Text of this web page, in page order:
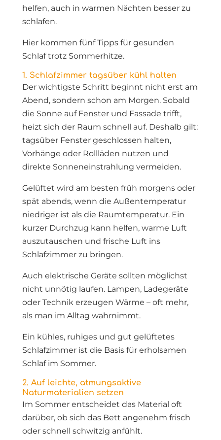
helfen, auch in warmen Nächten besser zu
schlafen.
Hier kommen fünf Tipps für gesunden
Schlaf trotz Sommerhitze.
1. Schlafzimmer tagsüber kühl halten
Der wichtigste Schritt beginnt nicht erst am
Abend, sondern schon am Morgen. Sobald
die Sonne auf Fenster und Fassade trifft,
heizt sich der Raum schnell auf. Deshalb gilt:
tagsüber Fenster geschlossen halten,
Vorhänge oder Rollläden nutzen und
direkte Sonneneinstrahlung vermeiden.
Gelüftet wird am besten früh morgens oder
spät abends, wenn die Außentemperatur
niedriger ist als die Raumtemperatur. Ein
kurzer Durchzug kann helfen, warme Luft
auszutauschen und frische Luft ins
Schlafzimmer zu bringen.
Auch elektrische Geräte sollten möglichst
nicht unnötig laufen. Lampen, Ladegeräte
oder Technik erzeugen Wärme – oft mehr,
als man im Alltag wahrnimmt.
Ein kühles, ruhiges und gut gelüftetes
Schlafzimmer ist die Basis für erholsamen
Schlaf im Sommer.
2. Auf leichte, atmungsaktive
Naturmaterialien setzen
Im Sommer entscheidet das Material oft
darüber, ob sich das Bett angenehm frisch
oder schnell schwitzig anfühlt.